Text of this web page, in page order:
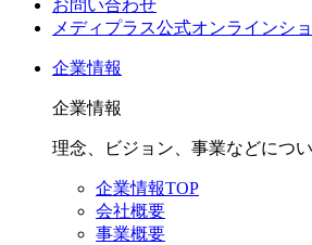
お問い合わせ
メディプラス公式オンラインシ
企業情報
企業情報
理念、ビジョン、事業などにつ
企業情報TOP
会社概要
事業概要